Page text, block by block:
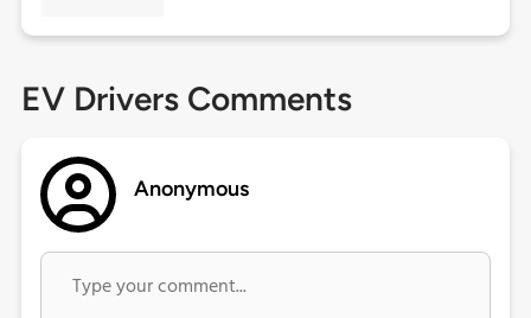
EV Drivers Comments
Anonymous